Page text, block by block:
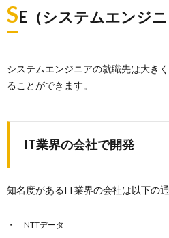
SE（システムエンジ
システムエンジニアの就職先は大き
ることができます。
IT業界の会社で開発
知名度があるIT業界の会社は以下の通
NTTデータ